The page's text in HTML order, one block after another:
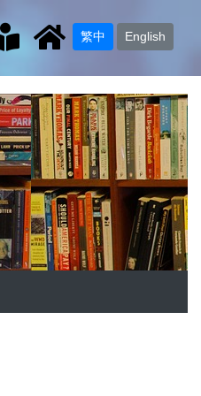
繁中 English